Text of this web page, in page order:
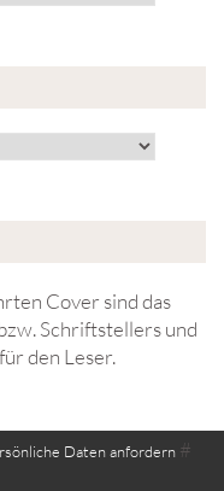
Cover sind das
Schriftstellers und
den Leser.
Daten anfordern #